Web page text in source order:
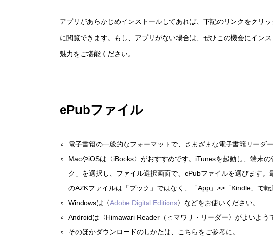
アプリがあらかじめインストールしてあれば、下記のリンクをクリ
に閲覧できます。もし、アプリがない場合は、ぜひこの機会にイン
魅力をご堪能ください。
ePubファイル
電子書籍の一般的なフォーマットで、さまざまな電子書籍リーダ
MacやiOSは〈iBooks〉がおすすめです。iTunesを起動し、端末
ク」を選択し、ファイル選択画面で、ePubファイルを選びます
のAZKファイルは「ブック」ではなく、「App」>>「Kindle」で転
Windowsは〈Adobe Digital Editions〉などをお使いください。
Androidは〈Himawari Reader（ヒマワリ・リーダー〉がよいよう
そのほかダウンロードのしかたは、こちらをご参考に。